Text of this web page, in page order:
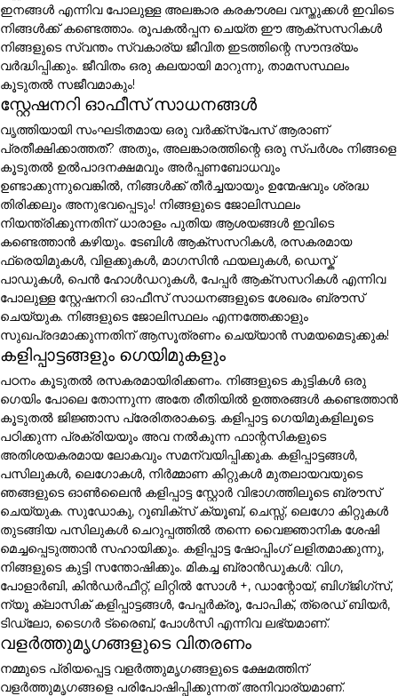
ഇനങ്ങൾ എന്നിവ പോലുള്ള അലങ്കാര കരകൗശല വസ്തുക്കൾ ഇവിടെ
നിങ്ങൾക്ക് കണ്ടെത്താം. രൂപകൽപ്പന ചെയ്ത ഈ ആക്സസറികൾ
നിങ്ങളുടെ സ്വന്തം സ്വകാര്യ ജീവിത ഇടത്തിന്റെ സൗന്ദര്യം
വർദ്ധിപ്പിക്കും. ജീവിതം ഒരു കലയായി മാറുന്നു, താമസസ്ഥലം
കൂടുതൽ സജീവമാകും!
സ്റ്റേഷനറി ഓഫീസ് സാധനങ്ങൾ
വൃത്തിയായി സംഘടിതമായ ഒരു വർക്ക്സ്പേസ് ആരാണ്
പ്രതീക്ഷിക്കാത്തത്? അതും, അലങ്കാരത്തിന്റെ ഒരു സ്പർശം നിങ്ങളെ
കൂടുതൽ ഉൽപാദനക്ഷമവും അർപ്പണബോധവും
ഉണ്ടാക്കുന്നുവെങ്കിൽ, നിങ്ങൾക്ക് തീർച്ചയായും ഉന്മേഷവും ശ്രദ്ധ
തിരിക്കലും അനുഭവപ്പെടും! നിങ്ങളുടെ ജോലിസ്ഥലം
നിയന്ത്രിക്കുന്നതിന് ധാരാളം പുതിയ ആശയങ്ങൾ ഇവിടെ
കണ്ടെത്താൻ കഴിയും. ടേബിൾ ആക്സസറികൾ, രസകരമായ
ഫ്രെയിമുകൾ, വിളക്കുകൾ, മാഗസിൻ ഫയലുകൾ, ഡെസ്ക്
പാഡുകൾ, പെൻ ഹോൾഡറുകൾ, പേപ്പർ ആക്സസറികൾ എന്നിവ
പോലുള്ള സ്റ്റേഷനറി ഓഫീസ് സാധനങ്ങളുടെ ശേഖരം ബ്രൗസ്
ചെയ്യുക. നിങ്ങളുടെ ജോലിസ്ഥലം എന്നത്തേക്കാളും
സുഖപ്രദമാക്കുന്നതിന് ആസൂത്രണം ചെയ്യാൻ സമയമെടുക്കുക!
കളിപ്പാട്ടങ്ങളും ഗെയിമുകളും
പഠനം കൂടുതൽ രസകരമായിരിക്കണം. നിങ്ങളുടെ കുട്ടികൾ ഒരു
ഗെയിം പോലെ തോന്നുന്ന അതേ രീതിയിൽ ഉത്തരങ്ങൾ കണ്ടെത്താൻ
കൂടുതൽ ജിജ്ഞാസ പ്രേരിതരാകട്ടെ. കളിപ്പാട്ട ഗെയിമുകളിലൂടെ
പഠിക്കുന്ന പ്രക്രിയയും അവ നൽകുന്ന ഫാന്റസികളുടെ
അതിശയകരമായ ലോകവും സമന്വയിപ്പിക്കുക. കളിപ്പാട്ടങ്ങൾ,
പസിലുകൾ, ലെഗോകൾ, നിർമ്മാണ കിറ്റുകൾ മുതലായവയുടെ
ഞങ്ങളുടെ ഓൺലൈൻ കളിപ്പാട്ട സ്റ്റോർ വിഭാഗത്തിലൂടെ ബ്രൗസ്
ചെയ്യുക. സുഡോകു, റൂബിക്സ് ക്യൂബ്, ചെസ്സ്, ലെഗോ കിറ്റുകൾ
തുടങ്ങിയ പസിലുകൾ ചെറുപ്പത്തിൽ തന്നെ വൈജ്ഞാനിക ശേഷി
മെച്ചപ്പെടുത്താൻ സഹായിക്കും. കളിപ്പാട്ട ഷോപ്പിംഗ് ലളിതമാക്കുന്നു,
നിങ്ങളുടെ കുട്ടി സന്തോഷിക്കും. മികച്ച ബ്രാൻഡുകൾ: വിഗ,
പോളാർബി, കിൻഡർഫീറ്റ്, ലിറ്റിൽ സോൾ +, ഡാന്റോയ്, ബിഗ്ജിഗ്സ്,
ന്യൂ ക്ലാസിക് കളിപ്പാട്ടങ്ങൾ, പേപ്പർക്രൂ, പോപിക്, ത്രെഡ് ബിയർ,
ടിഡ്ലോ, ടൈഗർ ട്രൈബ്, പോൾസി എന്നിവ ലഭ്യമാണ്.
വളർത്തുമൃഗങ്ങളുടെ വിതരണം
നമ്മുടെ പ്രിയപ്പെട്ട വളർത്തുമൃഗങ്ങളുടെ ക്ഷേമത്തിന്
വളർത്തുമൃഗങ്ങളെ പരിപോഷിപ്പിക്കുന്നത് അനിവാര്യമാണ്.